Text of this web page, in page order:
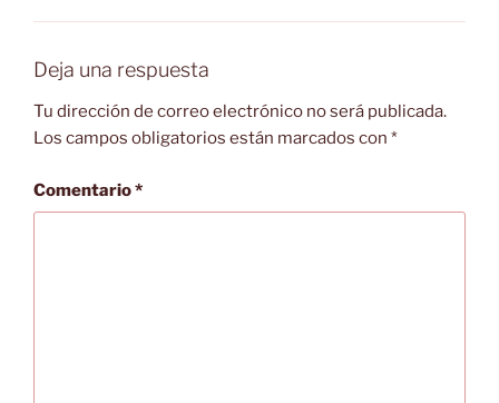
Deja una respuesta
Tu dirección de correo electrónico no será publicada.
Los campos obligatorios están marcados con *
Comentario*